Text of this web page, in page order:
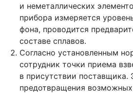
и неметаллических
прибора измеряется
фона, проводится
составе сплавов.
Согласно установленным
сотрудник точки приема
в присутствии поставщика.
предотвращения